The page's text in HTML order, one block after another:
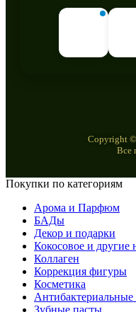
Copyright
Все
Покупки по категориям
Арома и Парфюм
БАДы
Декор и подарки
Кокосовое и другие
Коллаген
Коррекция фигуры
Косметика
Антибактериальные
Зубные пасты